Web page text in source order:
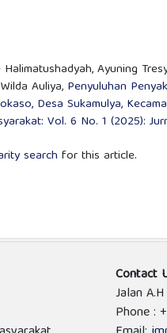
Ayuning
Auliya, Penyuluhan
Desa Sukamulya,
Vol. 6 No. 1 (2025):
search for this article.
Contact
Jalan
Phone :